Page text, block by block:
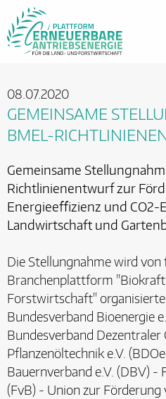
08.07.2020
GEMEINSAME
BMEL-
Gemeinsame
Richtlinienentwurf zur
Energieeffizienz und CO2-
Landwirtschaft und
Die Stellungnahme wird von
Branchenplattform
Forstwirtschaft"
Bundesverband Bioenergie
Bundesverband Dezentraler
Pflanzenöltechnik e.V.
Bauernverband e.V. (DBV) -
(FvB) - Union zur Förderung